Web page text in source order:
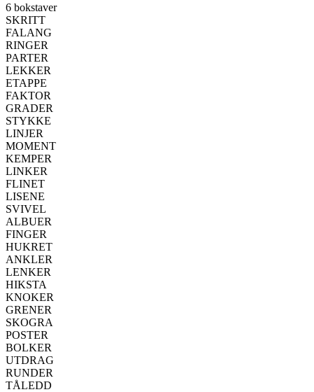
6 bokstaver
SKRITT
FALANG
RINGER
PARTER
LEKKER
ETAPPE
FAKTOR
GRADER
STYKKE
LINJER
MOMENT
KEMPER
LINKER
FLINET
LISENE
SVIVEL
ALBUER
FINGER
HUKRET
ANKLER
LENKER
HIKSTA
KNOKER
GRENER
SKOGRA
POSTER
BOLKER
UTDRAG
RUNDER
TÅLEDD